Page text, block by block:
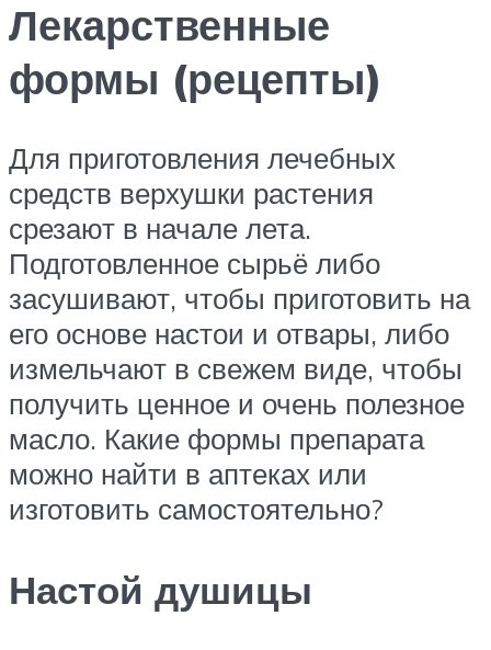
Лекарственные
формы (рецепты)
Для приготовления лечебных
средств верхушки растения
срезают в начале лета.
Подготовленное сырьё либо
засушивают, чтобы приготовить на
его основе настои и отвары, либо
измельчают в свежем виде, чтобы
получить ценное и очень полезное
масло. Какие формы препарата
можно найти в аптеках или
изготовить самостоятельно?
Настой душицы